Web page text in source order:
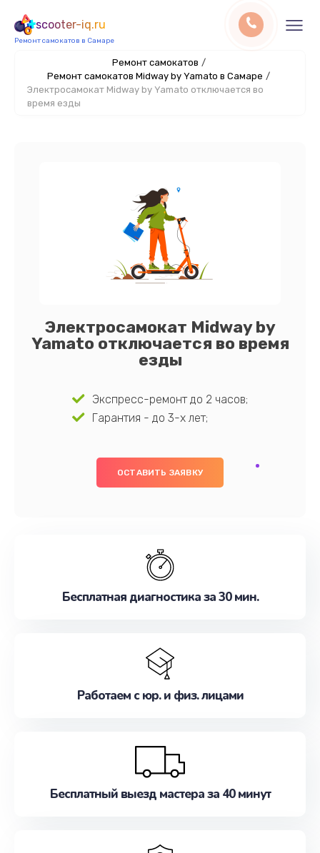
scooter-iq.ru
Ремонт самокатов в Самаре
Ремонт самокатов /
Ремонт самокатов Midway by Yamato в Самаре /
Электросамокат Midway by Yamato отключается во
время езды
Электросамокат Midway by
Yamato отключается во время
езды
Экспресс-ремонт до 2 часов;
Гарантия - до 3-х лет;
ОСТАВИТЬ ЗАЯВКУ
Бесплатная диагностика за 30 мин.
Работаем с юр. и физ. лицами
Бесплатный выезд мастера за 40 минут